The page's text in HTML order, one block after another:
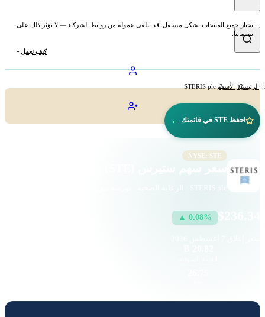
نختار جميع المنتجات بشكل مستقل. قد نتلقى عمولة من روابط الشركاء — لا يؤثر ذلك على
تقييماتنا.
كيف نعمل
الرئيسية الأسهم STERIS plc
احفظ STE في قائمتك ←
NYSE: STE
▲ 0.08%